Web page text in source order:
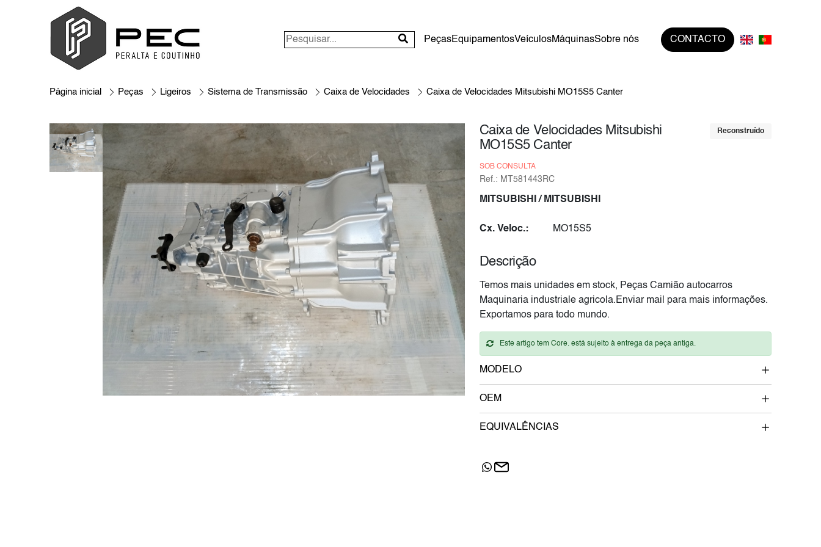
PeçasEquipamentosVeículosMáquinasSobre nós CONTACTO
Página inicial Peças Ligeiros Sistema de Transmissão Caixa de Velocidades Caixa de Velocidades Mitsubishi MO15S5 Canter
Reconstruído
Caixa de Velocidades Mitsubishi
MO15S5 Canter
SOB CONSULTA
Ref.: MT581443RC
MITSUBISHI / MITSUBISHI
Cx. Veloc.: MO15S5
Descrição
Temos mais unidades em stock, Peças Camião autocarros
Maquinaria industriale agricola.Enviar mail para mais informações.
Exportamos para todo mundo.
Este artigo tem Core. está sujeito à entrega da peça antiga.
MODELO
OEM
EQUIVALÊNCIAS